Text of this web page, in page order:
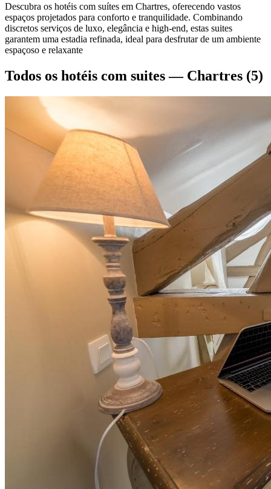
Descubra os hotéis com suítes em Chartres, oferecendo vastos
espaços projetados para conforto e tranquilidade. Combinando
discretos serviços de luxo, elegância e high-end, estas suites
garantem uma estadia refinada, ideal para desfrutar de um ambiente
espaçoso e relaxante
Todos os hotéis com suites — Chartres (5)